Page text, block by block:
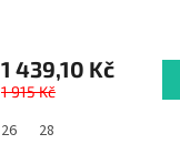
1 439,10 Kč
1 915 Kč
26 28